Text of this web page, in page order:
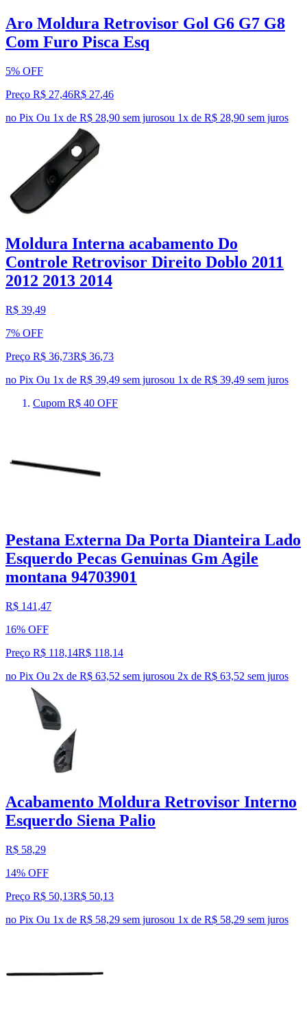
Aro Moldura Retrovisor Gol G6 G7 G8
Com Furo Pisca Esq
5% OFF
Preço R$ 27,46R$ 27,46
no Pix Ou 1x de R$ 28,90 sem jurosou 1x de R$ 28,90 sem juros
Moldura Interna acabamento Do
Controle Retrovisor Direito Doblo 2011
2012 2013 2014
R$ 39,49
7% OFF
Preço R$ 36,73R$ 36,73
no Pix Ou 1x de R$ 39,49 sem jurosou 1x de R$ 39,49 sem juros
Cupom R$ 40 OFF
Pestana Externa Da Porta Dianteira Lado
Esquerdo Pecas Genuinas Gm Agile
montana 94703901
R$ 141,47
16% OFF
Preço R$ 118,14R$ 118,14
no Pix Ou 2x de R$ 63,52 sem jurosou 2x de R$ 63,52 sem juros
Acabamento Moldura Retrovisor Interno
Esquerdo Siena Palio
R$ 58,29
14% OFF
Preço R$ 50,13R$ 50,13
no Pix Ou 1x de R$ 58,29 sem jurosou 1x de R$ 58,29 sem juros